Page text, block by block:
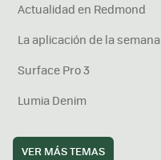
Actualidad en Redmond
La aplicación de la semana
Surface Pro 3
Lumia Denim
VER MÁS TEMAS